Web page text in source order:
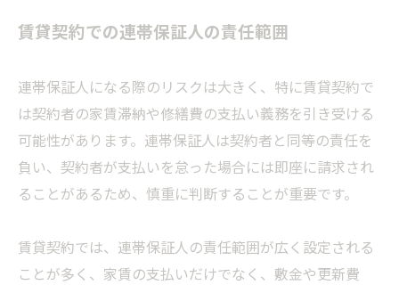
賃貸契約での連帯保証人の責任範囲
連帯保証人になる際のリスクは大きく、特に賃貸契約で
は契約者の家賃滞納や修繕費の支払い義務を引き受ける
可能性があります。連帯保証人は契約者と同等の責任を
負い、契約者が支払いを怠った場合には即座に請求され
ることがあるため、慎重に判断することが重要です。
賃貸契約では、連帯保証人の責任範囲が広く設定される
ことが多く、家賃の支払いだけでなく、敷金や更新費